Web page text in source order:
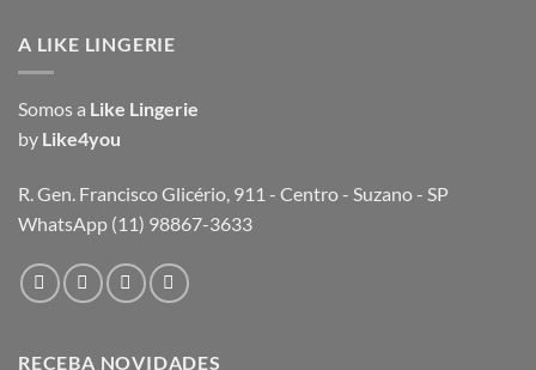
A LIKE LINGERIE
Somos a Like Lingerie
by Like4you
R. Gen. Francisco Glicério, 911 - Centro - Suzano - SP
WhatsApp (11) 98867-3633
RECEBA NOVIDADES